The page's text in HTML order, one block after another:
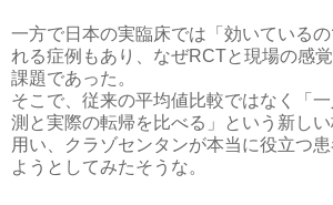
一方で日本の実臨床では「効いている
れる症例もあり、なぜRCTと現場の感
課題であった。
そこで、従来の平均値比較ではなく「
測と実際の転帰を比べる」という新し
用い、クラゾセンタンが本当に役立つ
ようとしてみたそうな。